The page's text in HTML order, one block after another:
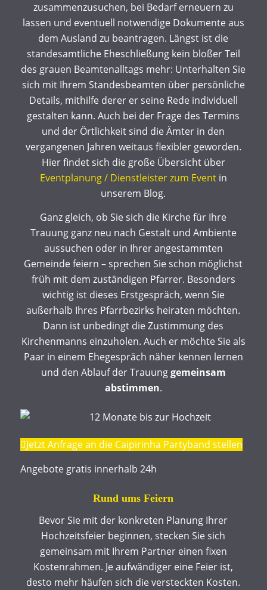
zusammenzusuchen, bei Bedarf erneuern zu
lassen und eventuell notwendige Dokumente aus
dem Ausland zu beantragen. Längst ist die
standesamtliche Eheschließung kein bloßer Teil
des grauen Beamtenalltags mehr: Unterhalten Sie
sich mit Ihrem Standesbeamten über persönliche
Details, mithilfe derer er seine Rede individuell
gestalten kann. Auch bei der Frage des Termins
und der Örtlichkeit sind die Ämter in den
vergangenen Jahren weitaus flexibler geworden.
Hier findet sich die große Übersicht über
Eventplanung / Dienstleister zum Eventin
unserem Blog.
Ganz gleich, ob Sie sich die Kirche für Ihre
Trauung ganz neu nach Gestalt und Ambiente
aussuchen oder in Ihrer angestammten
Gemeinde feiern – sprechen Sie schon möglichst
früh mit dem zuständigen Pfarrer. Besonders
wichtig ist dieses Erstgespräch, wenn Sie
außerhalb Ihres Pfarrbezirks heiraten möchten.
Dann ist unbedingt die Zustimmung des
Kirchenmanns einzuholen. Auch er möchte Sie als
Paar in einem Ehegespräch näher kennen lernen
und den Ablauf der Trauunggemeinsam
abstimmen.
Jetzt Anfrage an die Caipirinha Partyband stellen
Angebote gratis innerhalb 24h
Rund ums Feiern
Bevor Sie mit der konkreten Planung Ihrer
Hochzeitsfeier beginnen, stecken Sie sich
gemeinsam mit Ihrem Partner einen fixen
Kostenrahmen. Je aufwändiger eine Feier ist,
desto mehr häufen sich die versteckten Kosten.